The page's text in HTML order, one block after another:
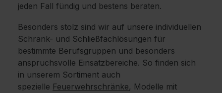
jeden Fall fündig und bestens beraten.
Besonders stolz sind wir auf unsere individuellen
Schrank- und Schließfachlösungen für
bestimmte Berufsgruppen und besonders
anspruchsvolle Einsatzbereiche. So finden sich
in unserem Sortiment auch
spezielle Feuerwehrschränke, Modelle mit